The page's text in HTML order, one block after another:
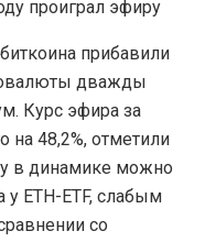
прибавили
дважды
Курс эфира за
на 48,2%, отметили
в динамике можно
у ETH-ETF, слабым
со